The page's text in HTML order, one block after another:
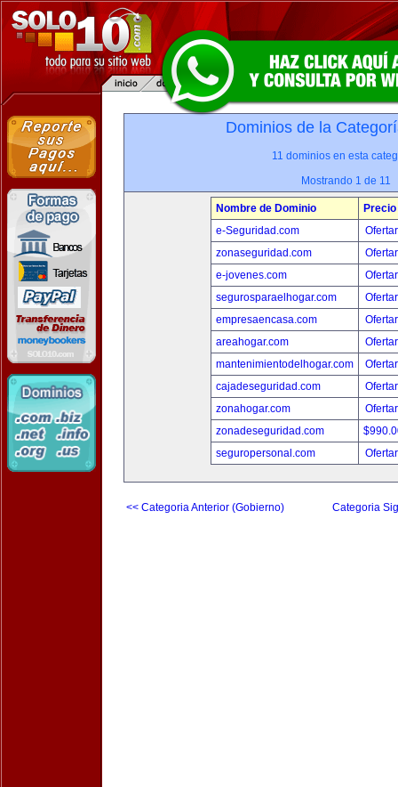
Dominios de la
11 dominios en esta
Mostrando 1 de 11
Nombre de Dominio
Precio
e-Seguridad.com
zonaseguridad.com
e-jovenes.com
segurosparaelhogar.com
empresaencasa.com
areahogar.com
mantenimientodelhogar.com
cajadeseguridad.com
zonahogar.com
zonadeseguridad.com
seguropersonal.com
<< Categoria Anterior (Gobierno) Categoria